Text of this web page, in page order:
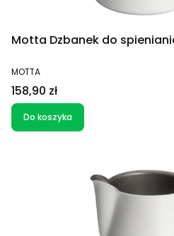
Motta Dzbanek do
PRODUCENT
MOTTA
Cena
158,90 zł
Do koszyka